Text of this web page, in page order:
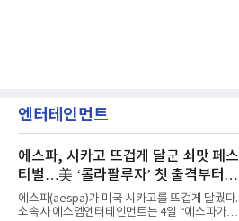
엔터테인먼트
에스파, 시카고 뜨겁게 달군 쇠맛 페스
티벌…美 ‘롤라팔루자’ 첫 출격부터
증명한 존재감
에스파(aespa)가 미국 시카고를 뜨겁게 달궜다.
소속사 에스엠엔터테인먼트는 4일 “에스파가